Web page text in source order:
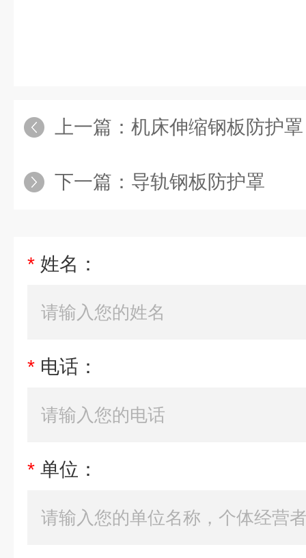
上一篇： 机床伸缩钢板防护罩
下一篇： 导轨钢板防护罩
* 姓名：
* 电话：
* 单位：